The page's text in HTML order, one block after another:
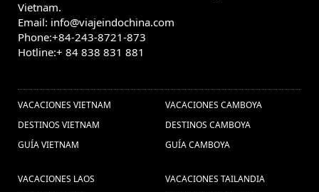
Vietnam.
Email: info@viajeindochina.com
Phone:+84-243-8721-873
Hotline:+ 84 838 831 881
VACACIONES VIETNAM
DESTINOS VIETNAM
GUÍA VIETNAM
VACACIONES CAMBOYA
DESTINOS CAMBOYA
GUÍA CAMBOYA
VACACIONES LAOS
VACACIONES TAILANDIA